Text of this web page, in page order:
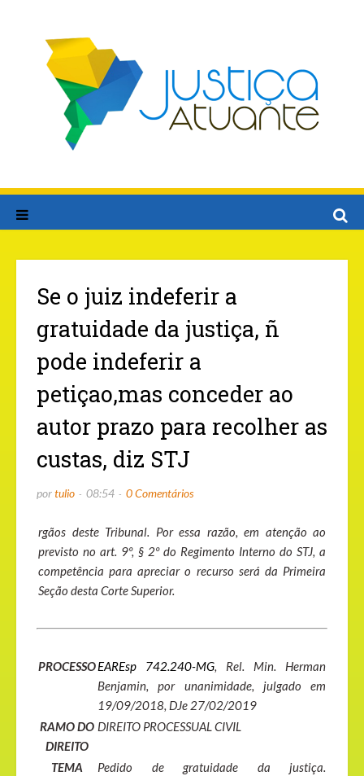
Se o juiz indeferir a
gratuidade da justiça, ñ
pode indeferir a
petiçao,mas conceder ao
autor prazo para recolher as
custas, diz STJ
portulio 08:54 0 Comentários
rgãos deste Tribunal. Por essa razão, em atenção ao
previsto no art. 9º, § 2º do Regimento Interno do STJ, a
competência para apreciar o recurso será da Primeira
Seção desta Corte Superior.
PROCESSOEAREsp 742.240-MG, Rel. Min. Herman
Benjamin, por unanimidade, julgado em
19/09/2018, DJe 27/02/2019
RAMO DO
DIREITO
DIREITO PROCESSUAL CIVIL
TEMA
Pedido de gratuidade da justiça.